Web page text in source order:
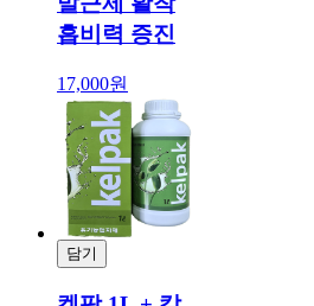
흡비력 증진
17,000원
결제
담기